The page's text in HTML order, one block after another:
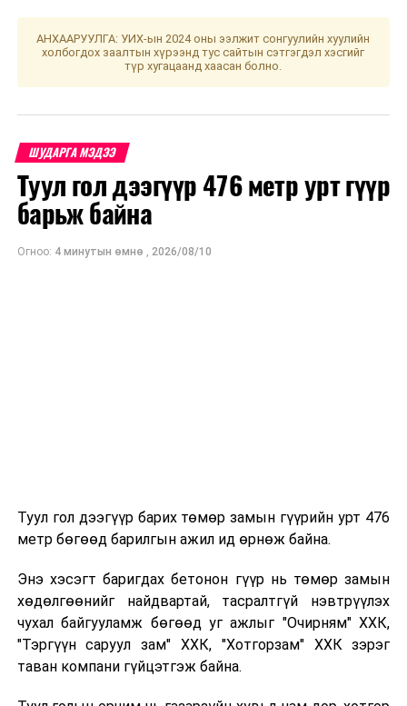
НЗДТГ-ЫН ХЭВЛЭЛ МЭДЭЭЛЭЛ, ОЛОН НИЙТТЭЙ
ХАРИЛЦАХ ХЭЛТЭС
АНХААРУУЛГА: УИХ-ын 2024 оны ээлжит сонгуулийн хуулийн
холбогдох заалтын хүрээнд тус сайтын сэтгэгдэл хэсгийг
түр хугацаанд хаасан болно.
ШУДАРГА МЭДЭЭ
Туул гол дээгүүр 476 метр урт гүүр
барьж байна
Огноо: 4 минутын өмнө , 2026/08/10
Туул гол дээгүүр барих төмөр замын гүүрийн урт 476
метр бөгөөд барилгын ажил ид өрнөж байна.
Энэ хэсэгт баригдах бетонон гүүр нь төмөр замын
хөдөлгөөнийг найдвартай, тасралтгүй нэвтрүүлэх
чухал байгууламж бөгөөд уг ажлыг "Очирням" ХХК,
"Тэргүүн саруул зам" ХХК, "Хотгорзам" ХХК зэрэг
таван компани гүйцэтгэж байна.